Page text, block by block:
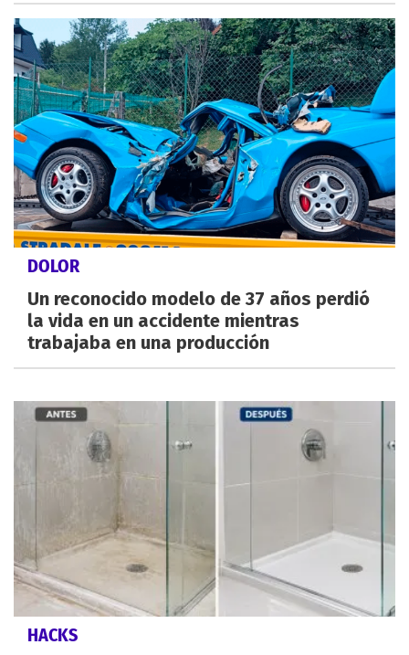
DOLOR
Un reconocido modelo de 37 años perdió
la vida en un accidente mientras
trabajaba en una producción
HACKS